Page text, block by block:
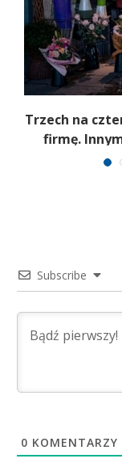
Trzech na
firmę.
Subscribe
0 KOMENTARZY